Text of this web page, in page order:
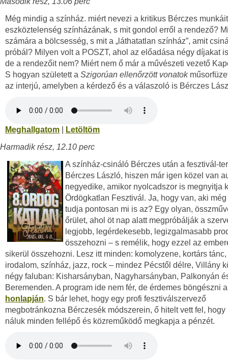
Még mindig a színház. miért nevezi a kritikus Bérczes
eszköztelenség színházának, s mit gondol erről a rendező?
számára a bölcsesség, s mit a „láthatatlan színház”, amit
próbál? Milyen volt a POSZT, ahol az előadása négy díjakat
de a rendezőit nem? Miért nem ő már a művészeti vezető
S hogyan született a Szigorúan ellenőrzött vonatok
az interjú, amelyben a kérdező és a válaszoló is Bérczes
Meghallgatom
Letöltöm
Harmadik rész, 12.10 perc
A színház-csináló Bérczes után a fesztivál-
Bérczes László, hiszen már igen közel van
negyedike, amikor nyolcadszor is megnyitja
Ördögkatlan Fesztivál. Ja, hogy van, aki még
tudja pontosan mi is az? Egy olyan,
őrület, ahol öt nap alatt megpróbálják a
legjobb, legérdekesebb, legizgalmasabb
összehozni – s remélik, hogy ezzel az
sikerül összehozni. Lesz itt minden: komolyzene, kortárs
irodalom, színház, jazz, rock – mindez Pécstől délre, Villány
négy faluban: Kisharsányban, Nagyharsányban, Palkonyán
Beremenden. A program ide nem fér, de érdemes böngészni
honlapján. S bár lehet, hogy egy profi fesztiválszervező
megbotránkozna Bérczesék módszerein, ő hitelt vett fel, hogy
náluk minden fellépő és közreműködő megkapja a pénzét.